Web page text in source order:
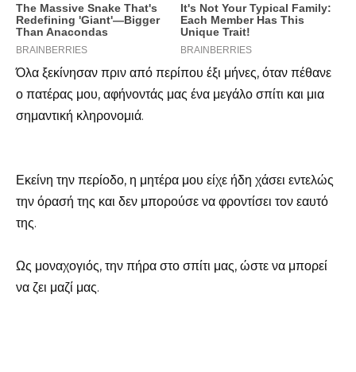
Όλα ξεκίνησαν πριν από περίπου έξι μήνες, όταν πέθανε
ο πατέρας μου, αφήνοντάς μας ένα μεγάλο σπίτι και μια
σημαντική κληρονομιά.
Εκείνη την περίοδο, η μητέρα μου είχε ήδη χάσει εντελώς
την όρασή της και δεν μπορούσε να φροντίσει τον εαυτό
της.
Ως μοναχογιός, την πήρα στο σπίτι μας, ώστε να μπορεί
να ζει μαζί μας.